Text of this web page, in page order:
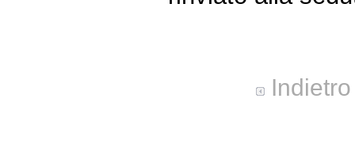
Indietro